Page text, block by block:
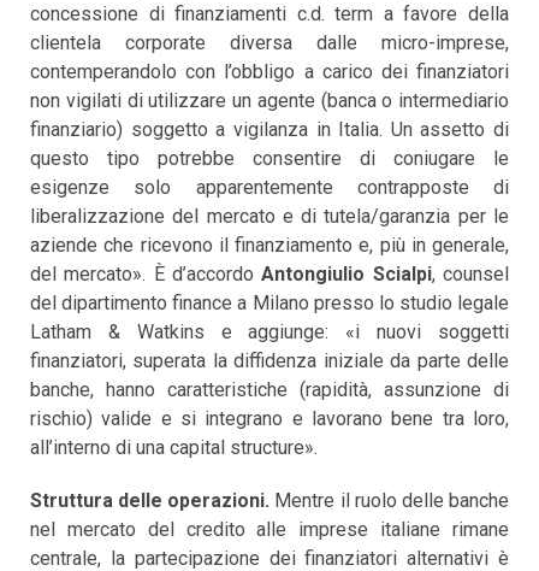
concessione di finanziamenti c.d. term a favore della
clientela corporate diversa dalle micro-imprese,
contemperandolo con l’obbligo a carico dei finanziatori
non vigilati di utilizzare un agente (banca o intermediario
finanziario) soggetto a vigilanza in Italia. Un assetto di
questo tipo potrebbe consentire di coniugare le
esigenze solo apparentemente contrapposte di
liberalizzazione del mercato e di tutela/garanzia per le
aziende che ricevono il finanziamento e, più in generale,
del mercato». È d’accordoAntongiulio Scialpi, counsel
del dipartimento finance a Milano presso lo studio legale
Latham & Watkins e aggiunge: «i nuovi soggetti
finanziatori, superata la diffidenza iniziale da parte delle
banche, hanno caratteristiche (rapidità, assunzione di
rischio) valide e si integrano e lavorano bene tra loro,
all’interno di una capital structure».
Struttura delle operazioni. Mentre il ruolo delle banche
nel mercato del credito alle imprese italiane rimane
centrale, la partecipazione dei finanziatori alternativi è